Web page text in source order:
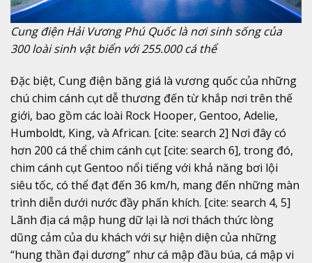
Cung điện Hải Vương Phú Quốc là nơi sinh sống của
300 loài sinh vật biển với 255.000 cá thể
Đặc biệt, Cung điện băng giá là vương quốc của những
chú chim cánh cụt dễ thương đến từ khắp nơi trên thế
giới, bao gồm các loài Rock Hooper, Gentoo, Adelie,
Humboldt, King, và African. [cite: search 2] Nơi đây có
hơn 200 cá thể chim cánh cụt [cite: search 6], trong đó,
chim cánh cụt Gentoo nổi tiếng với khả năng bơi lội
siêu tốc, có thể đạt đến 36 km/h, mang đến những màn
trình diễn dưới nước đầy phấn khích. [cite: search 4, 5]
Lãnh địa cá mập hung dữ lại là nơi thách thức lòng
dũng cảm của du khách với sự hiện diện của những
“hung thần đại dương” như cá mập đầu búa, cá mập vi